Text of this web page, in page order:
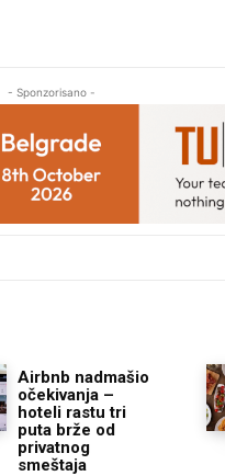
- Sponzorisano -
Airbnb nadmašio
očekivanja –
hoteli rastu tri
puta brže od
privatnog
smeštaja